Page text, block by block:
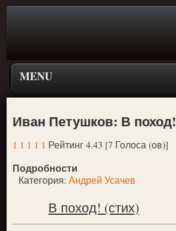
MENU
Главная страница
Поиск
ПЕРЕЙТИ К ГЛАВНОМУ МЕНЮ СКАЗОК
Новое
Иван Петушков: В поход!
1 1 1 1 1 Рейтинг 4.43 [7 Голоса (ов)]
Подробности
Категория:Андрей Усачев
В поход! (стих)